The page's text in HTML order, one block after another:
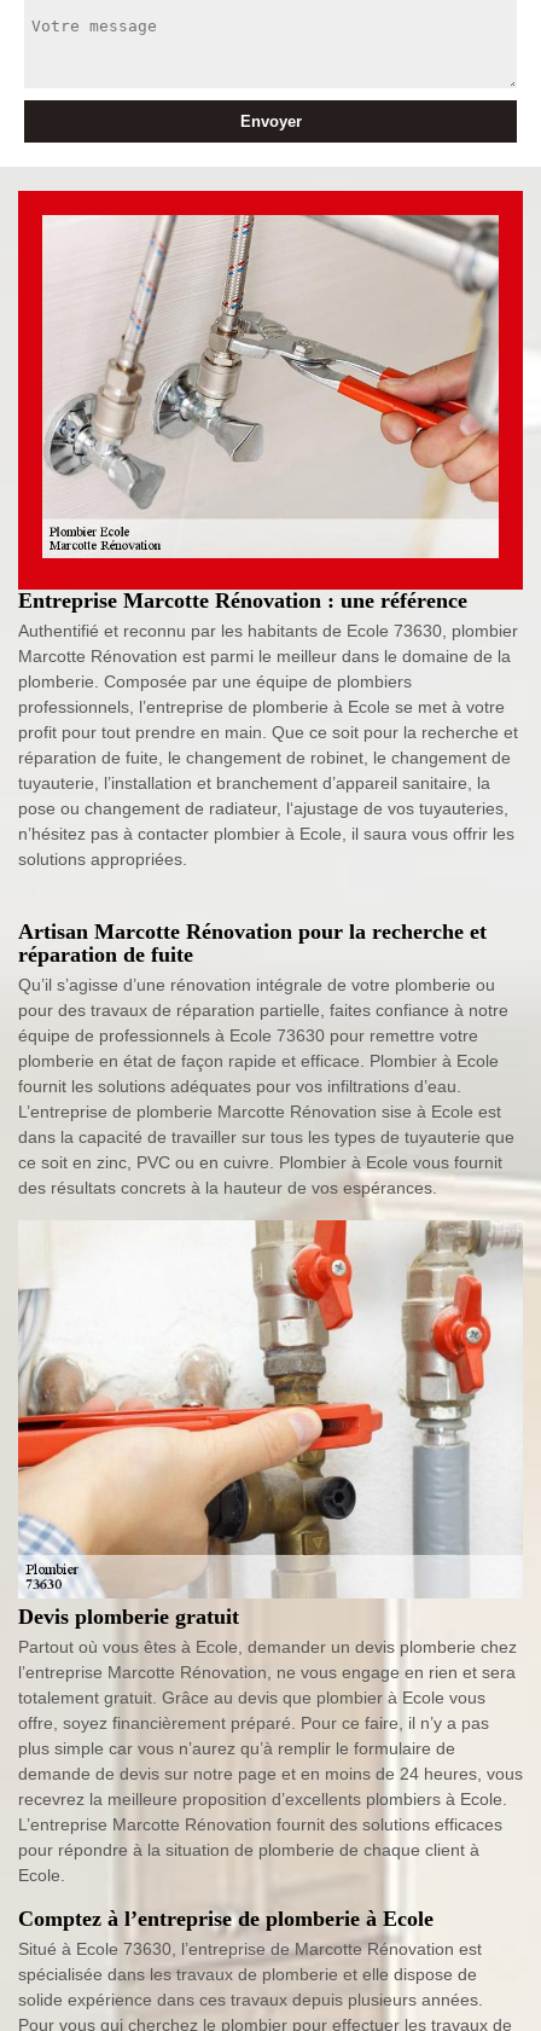
Entreprise Marcotte Rénovation : une référence
Authentifié et reconnu par les habitants de Ecole 73630, plombier
Marcotte Rénovation est parmi le meilleur dans le domaine de la
plomberie. Composée par une équipe de plombiers
professionnels, l’entreprise de plomberie à Ecole se met à votre
profit pour tout prendre en main. Que ce soit pour la recherche et
réparation de fuite, le changement de robinet, le changement de
tuyauterie, l’installation et branchement d’appareil sanitaire, la
pose ou changement de radiateur, l‘ajustage de vos tuyauteries,
n’hésitez pas à contacter plombier à Ecole, il saura vous offrir les
solutions appropriées.
Artisan Marcotte Rénovation pour la recherche et
réparation de fuite
Qu’il s’agisse d’une rénovation intégrale de votre plomberie ou
pour des travaux de réparation partielle, faites confiance à notre
équipe de professionnels à Ecole 73630 pour remettre votre
plomberie en état de façon rapide et efficace. Plombier à Ecole
fournit les solutions adéquates pour vos infiltrations d’eau.
L’entreprise de plomberie Marcotte Rénovation sise à Ecole est
dans la capacité de travailler sur tous les types de tuyauterie que
ce soit en zinc, PVC ou en cuivre. Plombier à Ecole vous fournit
des résultats concrets à la hauteur de vos espérances.
Devis plomberie gratuit
Partout où vous êtes à Ecole, demander un devis plomberie chez
l’entreprise Marcotte Rénovation, ne vous engage en rien et sera
totalement gratuit. Grâce au devis que plombier à Ecole vous
offre, soyez financièrement préparé. Pour ce faire, il n’y a pas
plus simple car vous n’aurez qu’à remplir le formulaire de
demande de devis sur notre page et en moins de 24 heures, vous
recevrez la meilleure proposition d’excellents plombiers à Ecole.
L’entreprise Marcotte Rénovation fournit des solutions efficaces
pour répondre à la situation de plomberie de chaque client à
Ecole.
Comptez à l’entreprise de plomberie à Ecole
Situé à Ecole 73630, l’entreprise de Marcotte Rénovation est
spécialisée dans les travaux de plomberie et elle dispose de
solide expérience dans ces travaux depuis plusieurs années.
Pour vous qui cherchez le plombier pour effectuer les travaux de